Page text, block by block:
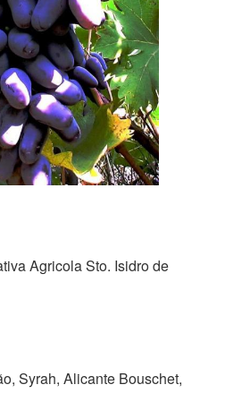
Agricola Sto. Isidro de
Syrah, Alicante Bouschet,